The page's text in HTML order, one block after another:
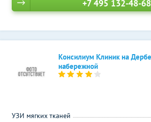
+7 495 132-48-68
Консилиум Клиник на
набережной
УЗИ мягких тканей